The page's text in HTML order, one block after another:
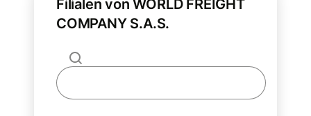
Filialen von WORLD FREIGHT
COMPANY S.A.S.